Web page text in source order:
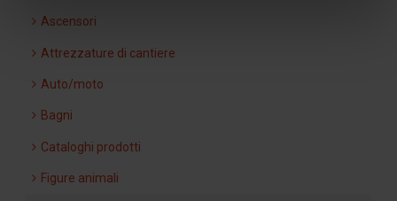
Ascensori
Attrezzature di cantiere
Auto/moto
Bagni
Cataloghi prodotti
Figure animali